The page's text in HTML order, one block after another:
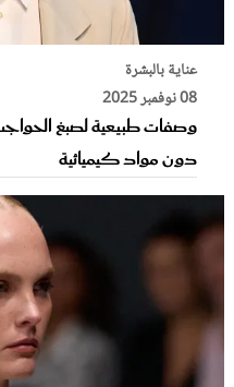
عناية بالبشرة
08 نوفمبر 2025
وصفات طبيعية لصبغ
دون مواد كيميائية